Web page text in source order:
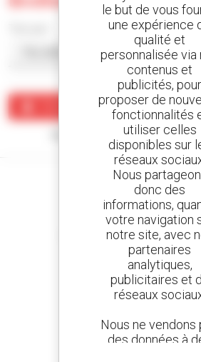
Créer une alerte
Aucun résultat ne correspond à
Créez vos
et recevez des annonces de
Manitou partout dans le
le but de vous
une expérience
qualité et
personnalisée via
contenus et
publicités, pour
proposer de
fonctionnalités
utiliser celles
disponibles sur
réseaux
Nous
donc des
informations,
votre navigation
notre site, avec
partenaires
analytiques,
publicitaires et
réseaux
Nous ne vendons
des données à